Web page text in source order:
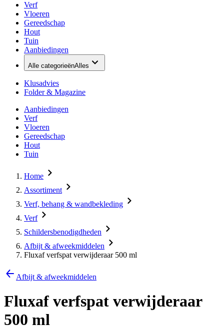
Verf
Vloeren
Gereedschap
Hout
Tuin
Aanbiedingen
Alle categorieënAlles
Klusadvies
Folder & Magazine
Aanbiedingen
Verf
Vloeren
Gereedschap
Hout
Tuin
Home
Assortiment
Verf, behang & wandbekleding
Verf
Schildersbenodigdheden
Afbijt & afweekmiddelen
Fluxaf verfspat verwijderaar 500 ml
Afbijt & afweekmiddelen
Fluxaf verfspat verwijderaar
500 ml